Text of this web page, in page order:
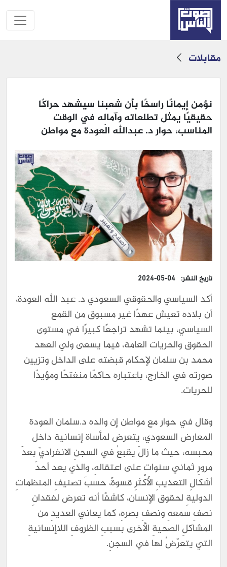
مقابلات
نؤمن إيمانًا راسخًا بأن شعبنا سيشهد حراكًا
حقيقيًا يمثل تطلعاته وآمالِه في الوقت
المناسب، حوار د. عبدالله العودة مع مواطن
تاريخ النشر: 2024-05-04
أكد السياسي والحقوقي السعودي د. عبد الله العودة،
أن بلاده تعيش عهدًا غير مسبوق من القمع
السياسي، بينما تشهد تراجعًا كبيرًا في مستوى
الحقوق والحريات العامة، فيما يسعى ولي العهد
محمد بن سلمان لإحكام قبضته على الداخل وتزيين
صورته في الخارج، باعتباره حاكمًا منفتحًا ومؤيدًا
للحريات.
وقال في حوار مع مواطن إن والده د.سلمان العودة
المعارض السعودي، يتعرض لمأساة إنسانية داخل
محبسه، حيث ما زالَ يقبعُ في السجنِ الانفراديّ بعدَ
مرورِ ثماني سنواتٍ على اعتقالهِ، والذي يعد أحدَ
أشكالِ التعذيبِ الأكثرِ قسوةً، حسبَ تصنيفِ المنظماتِ
الدوليةِ لحقوق الإنسان، كاشفًا أنه تعرض لفقدانِ
نصفِ سمعهِ ونصفِ بصرهِ، كما يعاني العديدِ من
المشاكلِ الصحيةِ الأخرى بسببِ الظروفِ اللاإنسانيةِ
التي يتعرّضُ لها في السجنِ.